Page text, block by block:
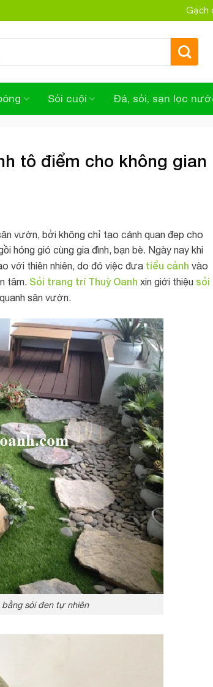
Gạch
Sỏi cuội Đá, sỏi, sạn lọc
tô điểm cho không gian
vườn, bởi không chỉ tạo cảnh quan đẹp cho
hóng gió cùng gia đình, bạn bè. Ngày nay khi
với thiên nhiên, do đó việc đưa tiểu cảnh vào
tâm. Sỏi trang trí Thuỳ Oanh xin giới thiệu sỏi
sân vườn.
sỏi đen tự nhiên